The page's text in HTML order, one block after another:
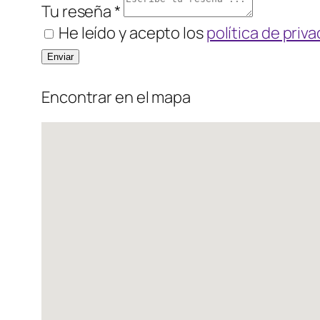
Tu reseña *
He leído y acepto lospolítica de
Encontrar en el mapa